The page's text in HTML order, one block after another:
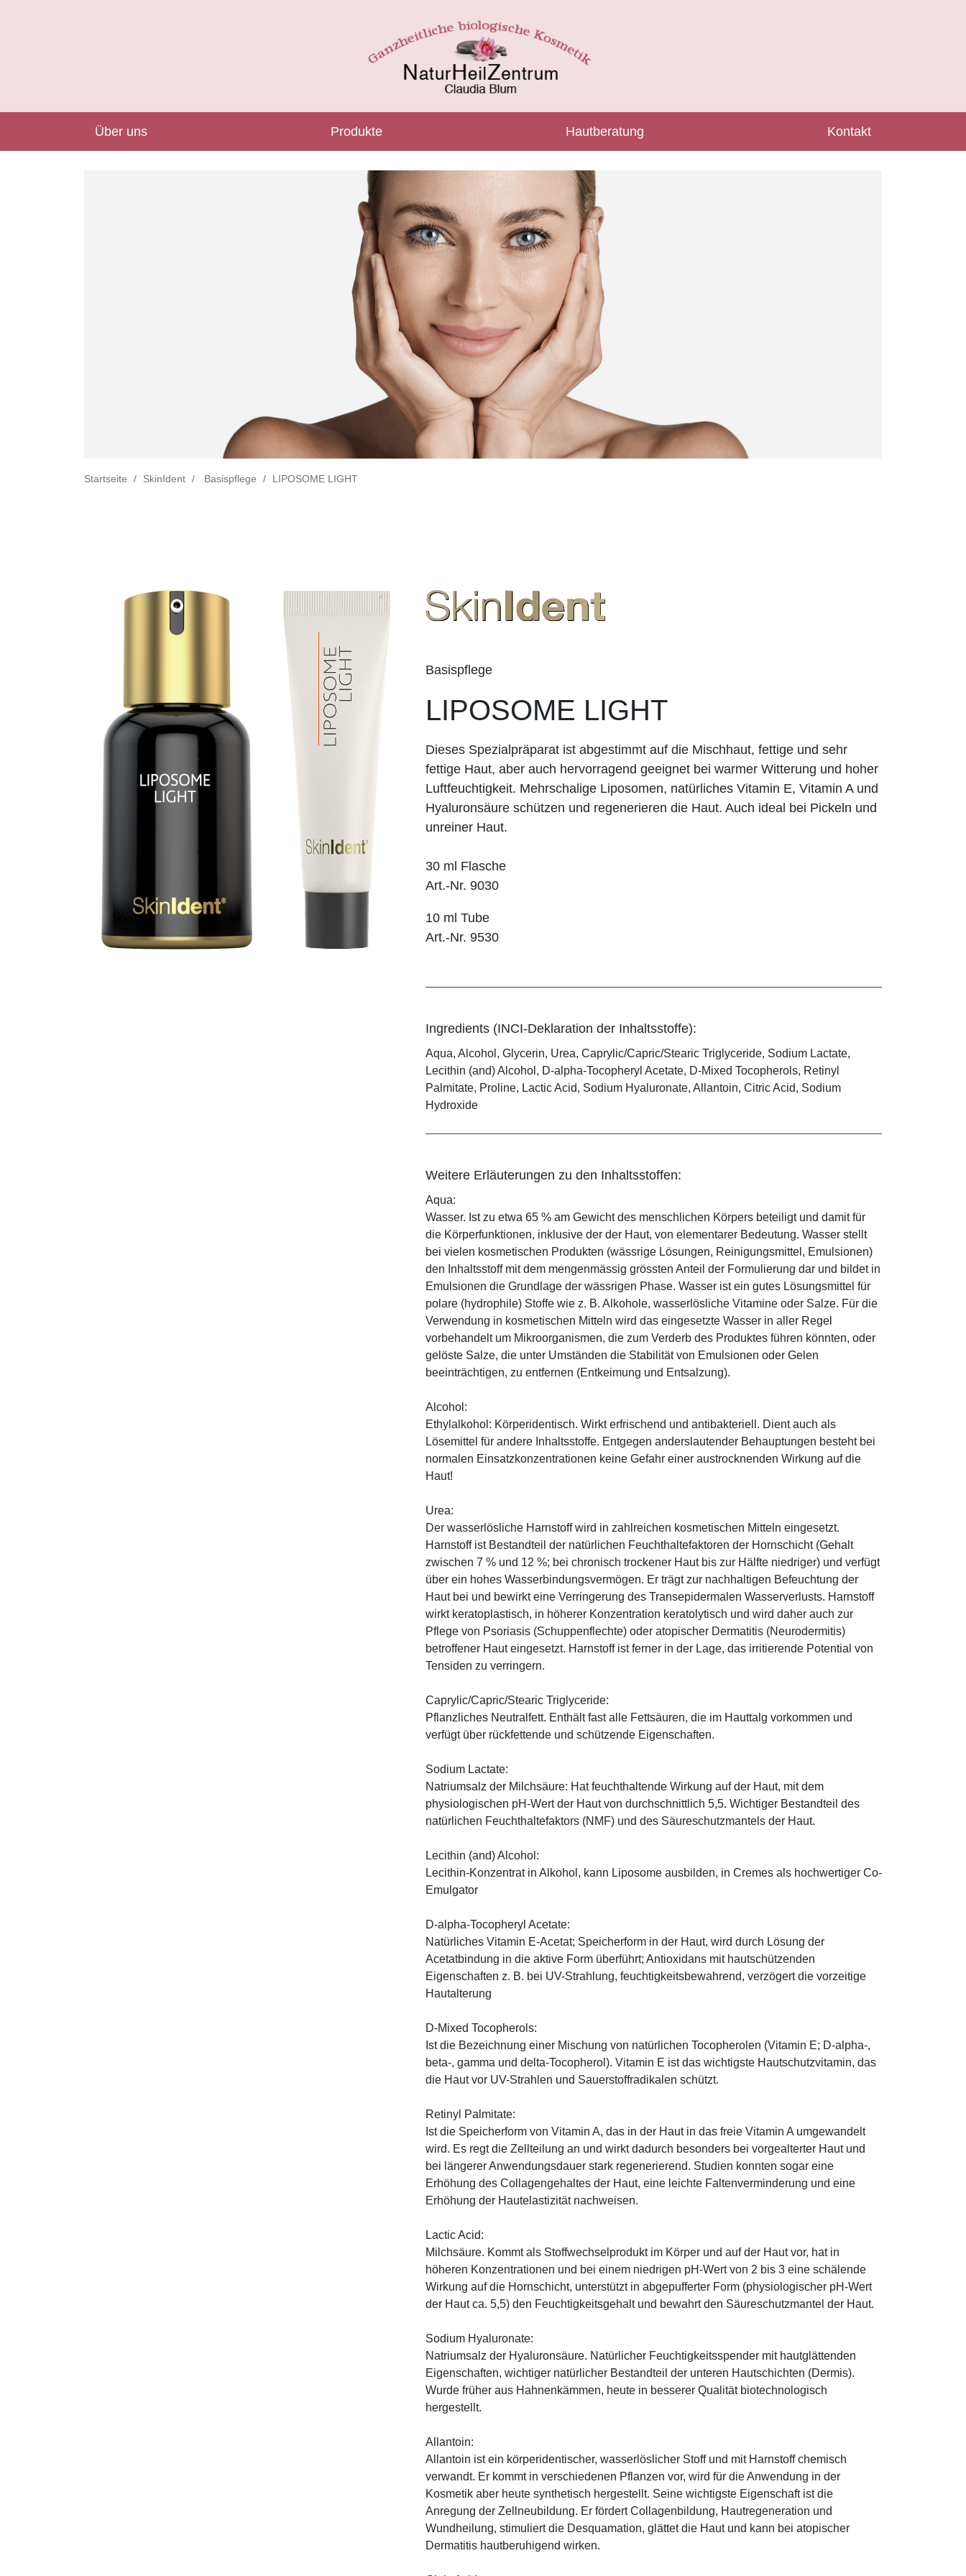
Über uns Produkte Hautberatung Kontakt
Startseite SkinIdent Basispflege LIPOSOME LIGHT
Basispflege
LIPOSOME LIGHT
Dieses Spezialpräparat ist abgestimmt auf die Mischhaut, fettige und sehr
fettige Haut, aber auch hervorragend geeignet bei warmer Witterung und hoher
Luftfeuchtigkeit. Mehrschalige Liposomen, natürliches Vitamin E, Vitamin A und
Hyaluronsäure schützen und regenerieren die Haut. Auch ideal bei Pickeln und
unreiner Haut.
30 ml Flasche
Art.-Nr. 9030
10 ml Tube
Art.-Nr. 9530
Ingredients (INCI-Deklaration der Inhaltsstoffe):
Aqua, Alcohol, Glycerin, Urea, Caprylic/Capric/Stearic Triglyceride, Sodium Lactate,
Lecithin (and) Alcohol, D-alpha-Tocopheryl Acetate, D-Mixed Tocopherols, Retinyl
Palmitate, Proline, Lactic Acid, Sodium Hyaluronate, Allantoin, Citric Acid, Sodium
Hydroxide
Weitere Erläuterungen zu den Inhaltsstoffen:
Aqua:
Wasser. Ist zu etwa 65 % am Gewicht des menschlichen Körpers beteiligt und damit für
die Körperfunktionen, inklusive der der Haut, von elementarer Bedeutung. Wasser stellt
bei vielen kosmetischen Produkten (wässrige Lösungen, Reinigungsmittel, Emulsionen)
den Inhaltsstoff mit dem mengenmässig grössten Anteil der Formulierung dar und bildet in
Emulsionen die Grundlage der wässrigen Phase. Wasser ist ein gutes Lösungsmittel für
polare (hydrophile) Stoffe wie z. B. Alkohole, wasserlösliche Vitamine oder Salze. Für die
Verwendung in kosmetischen Mitteln wird das eingesetzte Wasser in aller Regel
vorbehandelt um Mikroorganismen, die zum Verderb des Produktes führen könnten, oder
gelöste Salze, die unter Umständen die Stabilität von Emulsionen oder Gelen
beeinträchtigen, zu entfernen (Entkeimung und Entsalzung).
Alcohol:
Ethylalkohol: Körperidentisch. Wirkt erfrischend und antibakteriell. Dient auch als
Lösemittel für andere Inhaltsstoffe. Entgegen anderslautender Behauptungen besteht bei
normalen Einsatzkonzentrationen keine Gefahr einer austrocknenden Wirkung auf die
Haut!
Urea:
Der wasserlösliche Harnstoff wird in zahlreichen kosmetischen Mitteln eingesetzt.
Harnstoff ist Bestandteil der natürlichen Feuchthaltefaktoren der Hornschicht (Gehalt
zwischen 7 % und 12 %; bei chronisch trockener Haut bis zur Hälfte niedriger) und verfügt
über ein hohes Wasserbindungsvermögen. Er trägt zur nachhaltigen Befeuchtung der
Haut bei und bewirkt eine Verringerung des Transepidermalen Wasserverlusts. Harnstoff
wirkt keratoplastisch, in höherer Konzentration keratolytisch und wird daher auch zur
Pflege von Psoriasis (Schuppenflechte) oder atopischer Dermatitis (Neurodermitis)
betroffener Haut eingesetzt. Harnstoff ist ferner in der Lage, das irritierende Potential von
Tensiden zu verringern.
Caprylic/Capric/Stearic Triglyceride:
Pflanzliches Neutralfett. Enthält fast alle Fettsäuren, die im Hauttalg vorkommen und
verfügt über rückfettende und schützende Eigenschaften.
Sodium Lactate:
Natriumsalz der Milchsäure: Hat feuchthaltende Wirkung auf der Haut, mit dem
physiologischen pH-Wert der Haut von durchschnittlich 5,5. Wichtiger Bestandteil des
natürlichen Feuchthaltefaktors (NMF) und des Säureschutzmantels der Haut.
Lecithin (and) Alcohol:
Lecithin-Konzentrat in Alkohol, kann Liposome ausbilden, in Cremes als hochwertiger Co-
Emulgator
D-alpha-Tocopheryl Acetate:
Natürliches Vitamin E-Acetat; Speicherform in der Haut, wird durch Lösung der
Acetatbindung in die aktive Form überführt; Antioxidans mit hautschützenden
Eigenschaften z. B. bei UV-Strahlung, feuchtigkeitsbewahrend, verzögert die vorzeitige
Hautalterung
D-Mixed Tocopherols:
Ist die Bezeichnung einer Mischung von natürlichen Tocopherolen (Vitamin E; D-alpha-,
beta-, gamma und delta-Tocopherol). Vitamin E ist das wichtigste Hautschutzvitamin, das
die Haut vor UV-Strahlen und Sauerstoffradikalen schützt.
Retinyl Palmitate:
Ist die Speicherform von Vitamin A, das in der Haut in das freie Vitamin A umgewandelt
wird. Es regt die Zellteilung an und wirkt dadurch besonders bei vorgealterter Haut und
bei längerer Anwendungsdauer stark regenerierend. Studien konnten sogar eine
Erhöhung des Collagengehaltes der Haut, eine leichte Faltenverminderung und eine
Erhöhung der Hautelastizität nachweisen.
Lactic Acid:
Milchsäure. Kommt als Stoffwechselprodukt im Körper und auf der Haut vor, hat in
höheren Konzentrationen und bei einem niedrigen pH-Wert von 2 bis 3 eine schälende
Wirkung auf die Hornschicht, unterstützt in abgepufferter Form (physiologischer pH-Wert
der Haut ca. 5,5) den Feuchtigkeitsgehalt und bewahrt den Säureschutzmantel der Haut.
Sodium Hyaluronate:
Natriumsalz der Hyaluronsäure. Natürlicher Feuchtigkeitsspender mit hautglättenden
Eigenschaften, wichtiger natürlicher Bestandteil der unteren Hautschichten (Dermis).
Wurde früher aus Hahnenkämmen, heute in besserer Qualität biotechnologisch
hergestellt.
Allantoin:
Allantoin ist ein körperidentischer, wasserlöslicher Stoff und mit Harnstoff chemisch
verwandt. Er kommt in verschiedenen Pflanzen vor, wird für die Anwendung in der
Kosmetik aber heute synthetisch hergestellt. Seine wichtigste Eigenschaft ist die
Anregung der Zellneubildung. Er fördert Collagenbildung, Hautregeneration und
Wundheilung, stimuliert die Desquamation, glättet die Haut und kann bei atopischer
Dermatitis hautberuhigend wirken.